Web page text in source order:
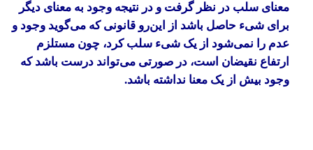
معنای سلب در نظر گرفت و در نتیجه وجود به معنای دیگر
برای شیء حاصل باشد از این‌رو قانونی که می‌گوید وجود و
عدم را نمی‌شود از یک شیء سلب کرد، چون مستلزم
ارتفاع نقیضان است، در صورتی می‌تواند درست باشد که
وجود بیش از یک معنا نداشته باشد.